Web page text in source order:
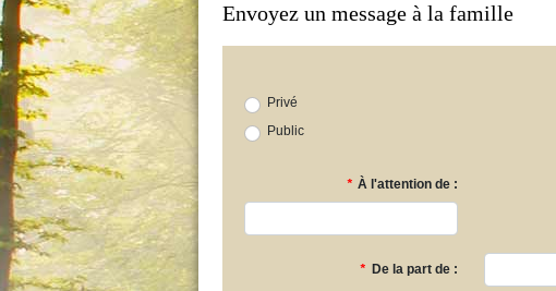
Envoyez un message à la famille
Privé
Public
* À l'attention de :
* De la part de :